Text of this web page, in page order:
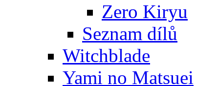
Zero Kiryu
Seznam dílů
Witchblade
Yami no Matsuei